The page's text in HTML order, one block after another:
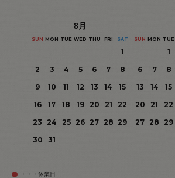
8月
SUN MON TUE WED THU FRI SAT
1
2
3 4 5 6 7
8
9
10 11 12 13 14
15
16
17 18 19 20 21
22
23
24 25 26 27 28 29
30
31
SUN MON TUE
1
6
7 8
13
14 15
20
21 22
27 28 29
・・・休業日